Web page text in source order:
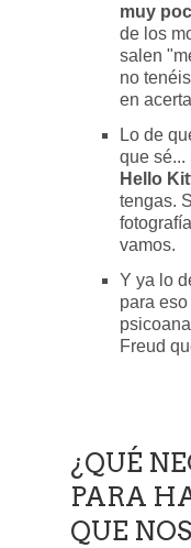
muy
de los
salen
no
en
Lo de
que sé...
Hello
tengas.
vamos.
Y ya lo
para
Freud
¿QUÉ
PARA
QUE